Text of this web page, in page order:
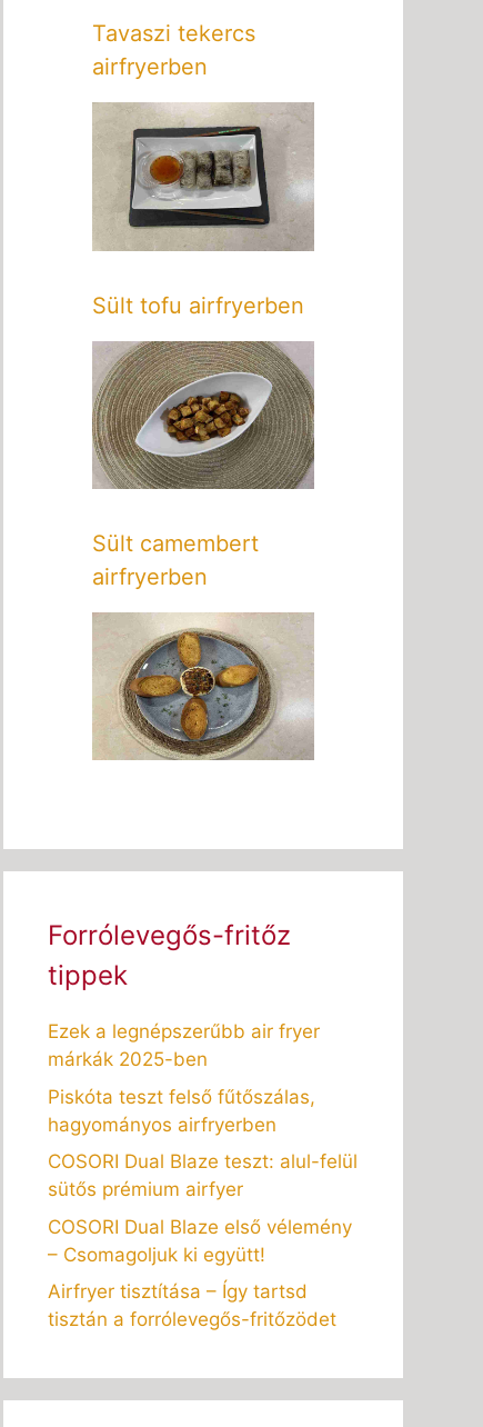
Tavaszi tekercs
airfryerben
Sült tofu airfryerben
Sült camembert
airfryerben
Forrólevegős-fritőz
tippek
Ezek a legnépszerűbb air fryer
márkák 2025-ben
Piskóta teszt felső fűtőszálas,
hagyományos airfryerben
COSORI Dual Blaze teszt: alul-felül
sütős prémium airfyer
COSORI Dual Blaze első vélemény
– Csomagoljuk ki együtt!
Airfryer tisztítása – Így tartsd
tisztán a forrólevegős-fritőzödet